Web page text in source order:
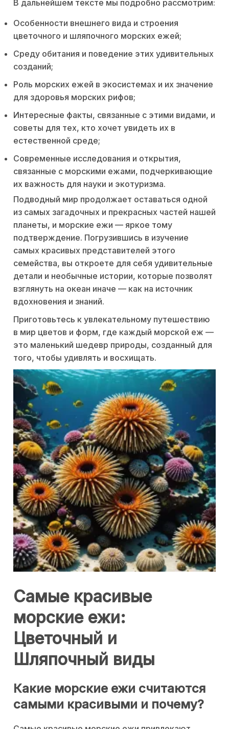
В дальнейшем тексте мы подробно рассмотрим:
Особенности внешнего вида и строения
цветочного и шляпочного морских ежей;
Среду обитания и поведение этих удивительных
созданий;
Роль морских ежей в экосистемах и их значение
для здоровья морских рифов;
Интересные факты, связанные с этими видами, и
советы для тех, кто хочет увидеть их в
естественной среде;
Современные исследования и открытия,
связанные с морскими ежами, подчеркивающие
их важность для науки и экотуризма.
Подводный мир продолжает оставаться одной
из самых загадочных и прекрасных частей нашей
планеты, и морские ежи — яркое тому
подтверждение. Погрузившись в изучение
самых красивых представителей этого
семейства, вы откроете для себя удивительные
детали и необычные истории, которые позволят
взглянуть на океан иначе — как на источник
вдохновения и знаний.
Приготовьтесь к увлекательному путешествию
в мир цветов и форм, где каждый морской еж —
это маленький шедевр природы, созданный для
того, чтобы удивлять и восхищать.
Самые красивые
морские ежи:
Цветочный и
Шляпочный виды
Какие морские ежи считаются
самыми красивыми и почему?